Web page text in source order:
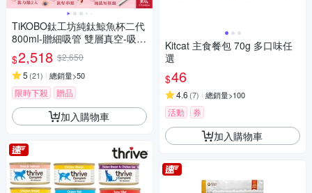
TiKOBO鈦工坊純鈦鯨魚杯二代
800ml-贈細吸管 雙層真空-吸管
杯.飲料杯.環保杯.冰霸杯.保溫
杯.隨行杯
$2,518 $2,650
5 (21) 總銷量>50
限時下殺 贈品
加入購物車
Kitcat 主食餐包 70g 多口味任
選
$46
4.6 (7) 總銷量>100
活動 券
加入購物車